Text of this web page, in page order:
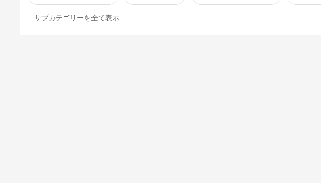
サブカテゴリーを全て表示…